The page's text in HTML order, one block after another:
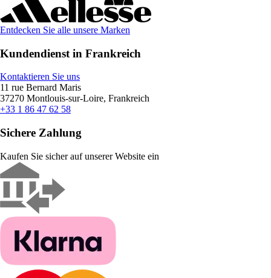
Entdecken Sie alle unsere Marken
Kundendienst in Frankreich
Kontaktieren Sie uns
11 rue Bernard Maris
37270 Montlouis-sur-Loire, Frankreich
+33 1 86 47 62 58
Sichere Zahlung
Kaufen Sie sicher auf unserer Website ein